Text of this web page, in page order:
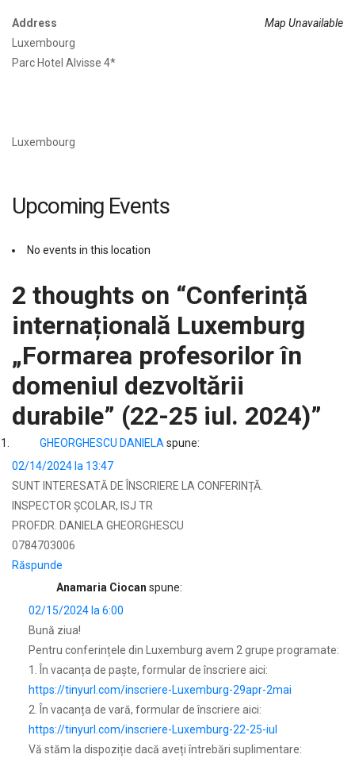
Map Unavailable
Address
Luxembourg
Parc Hotel Alvisse 4*
Luxembourg
Upcoming Events
No events in this location
2 thoughts on “Conferință
internațională Luxemburg
„Formarea profesorilor în
domeniul dezvoltării
durabile” (22-25 iul. 2024)”
GHEORGHESCU DANIELA spune:
02/14/2024 la 13:47
SUNT INTERESATĂ DE ÎNSCRIERE LA CONFERINȚĂ.
INSPECTOR ȘCOLAR, ISJ TR
PROF.DR. DANIELA GHEORGHESCU
0784703006
Răspunde
Anamaria Ciocan spune:
02/15/2024 la 6:00
Bună ziua!
Pentru conferințele din Luxemburg avem 2 grupe programate:
1. În vacanța de paşte, formular de înscriere aici:
https://tinyurl.com/inscriere-Luxemburg-29apr-2mai
2. În vacanța de vară, formular de înscriere aici:
https://tinyurl.com/inscriere-Luxemburg-22-25-iul
Vă stăm la dispoziție dacă aveți întrebări suplimentare: